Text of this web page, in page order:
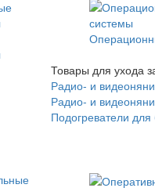
Товары для ухода
Радио- и видеоняни
Радио- и
Подогреватели для